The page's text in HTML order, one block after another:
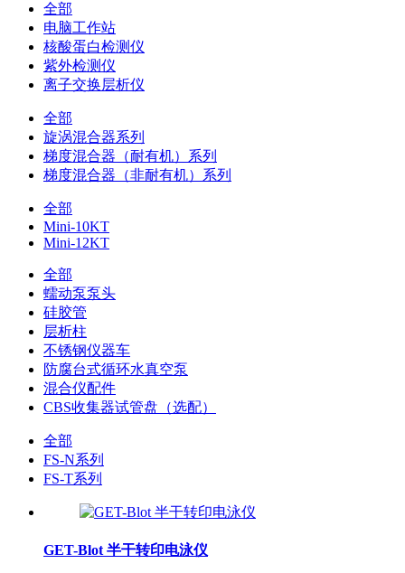
全部
电脑工作站
核酸蛋白检测仪
紫外检测仪
离子交换层析仪
全部
旋涡混合器系列
梯度混合器（耐有机）系列
梯度混合器（非耐有机）系列
全部
Mini-10KT
Mini-12KT
全部
蠕动泵泵头
硅胶管
层析柱
不锈钢仪器车
防腐台式循环水真空泵
混合仪配件
CBS收集器试管盘（选配）
全部
FS-N系列
FS-T系列
GET-Blot 半干转印电泳仪